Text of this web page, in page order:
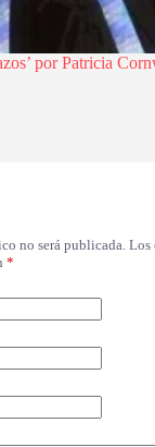
por Patricia
no será publicada. Los
*